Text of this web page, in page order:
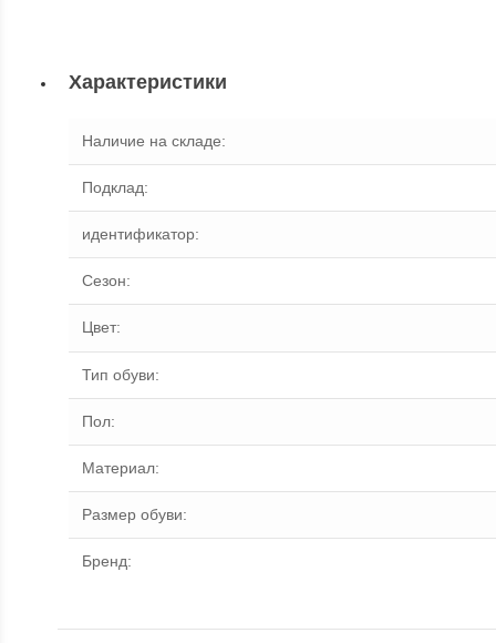
Характеристики
Наличие на складе:
Подклад:
идентификатор:
Сезон:
Цвет:
Тип обуви:
Пол:
Материал:
Размер обуви:
Бренд: